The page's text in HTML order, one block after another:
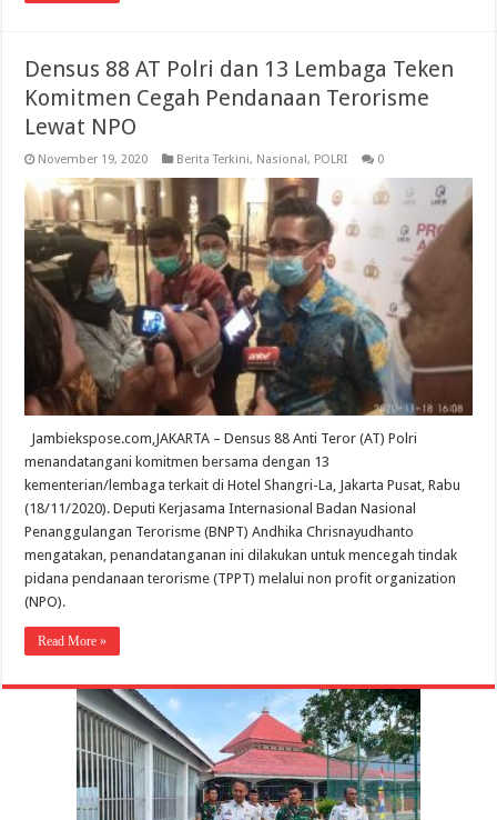
Densus 88 AT Polri dan 13 Lembaga Teken
Komitmen Cegah Pendanaan Terorisme
Lewat NPO
November 19, 2020 Berita Terkini, Nasional, POLRI 0
Jambiekspose.com,JAKARTA – Densus 88 Anti Teror (AT) Polri
menandatangani komitmen bersama dengan 13
kementerian/lembaga terkait di Hotel Shangri-La, Jakarta Pusat, Rabu
(18/11/2020). Deputi Kerjasama Internasional Badan Nasional
Penanggulangan Terorisme (BNPT) Andhika Chrisnayudhanto
mengatakan, penandatanganan ini dilakukan untuk mencegah tindak
pidana pendanaan terorisme (TPPT) melalui non profit organization
(NPO).
Read More »